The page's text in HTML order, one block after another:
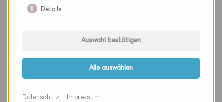
Bütschwil 9606
Details
Auswahl bestätigen
Alle auswählen
Datenschutz Impressum